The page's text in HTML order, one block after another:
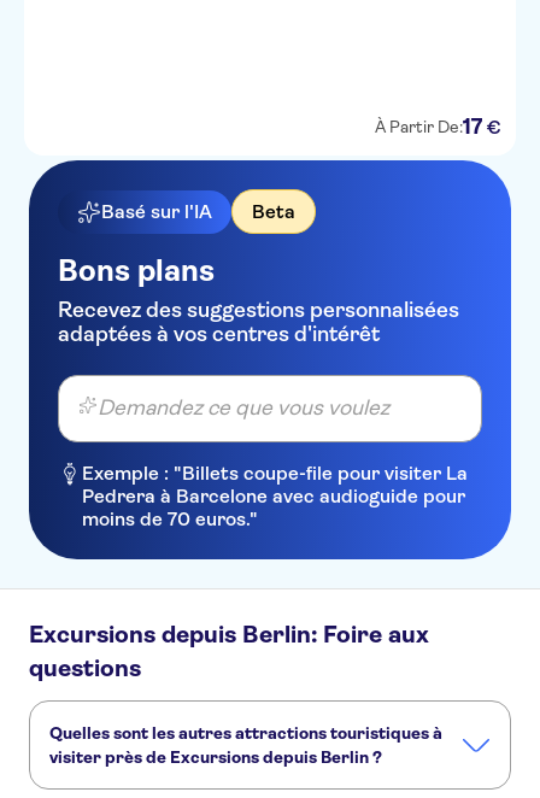
À Partir De:17 €
Basé sur l'IA Beta
Bons plans
Recevez des suggestions personnalisées
adaptées à vos centres d'intérêt
Demandez ce que vous voulez
Exemple : "Billets coupe-file pour visiter La
Pedrera à Barcelone avec audioguide pour
moins de 70 euros."
Excursions depuis Berlin: Foire aux
questions
Quelles sont les autres attractions touristiques à
visiter près de Excursions depuis Berlin ?